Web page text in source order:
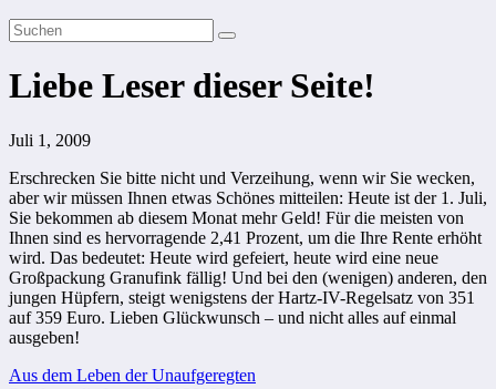
Liebe Leser dieser Seite!
Juli 1, 2009
Erschrecken Sie bitte nicht und Verzeihung, wenn wir Sie wecken,
aber wir müssen Ihnen etwas Schönes mitteilen: Heute ist der 1. Juli,
Sie bekommen ab diesem Monat mehr Geld! Für die meisten von
Ihnen sind es hervorragende 2,41 Prozent, um die Ihre Rente erhöht
wird. Das bedeutet: Heute wird gefeiert, heute wird eine neue
Großpackung Granufink fällig! Und bei den (wenigen) anderen, den
jungen Hüpfern, steigt wenigstens der Hartz-IV-Regelsatz von 351
auf 359 Euro. Lieben Glückwunsch – und nicht alles auf einmal
ausgeben!
Beitragsnavigation
Aus dem Leben der Unaufgeregten